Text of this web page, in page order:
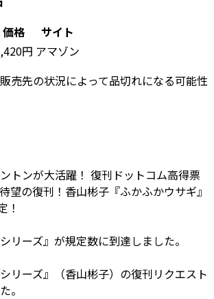
価格
サイト
円 アマゾン
売先の状況によって品切れになる可能性
トンが大活躍！ 復刊ドットコム高得票
望の復刊！香山彬子『ふかふかウサギ』
！
リーズ』が規定数に到達しました。
リーズ』（香山彬子）の復刊リクエスト
。